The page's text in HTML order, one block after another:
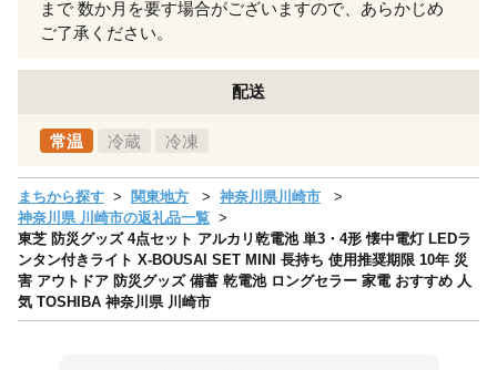
まで 数か月を要す場合がございますので、あらかじめ
ご了承ください。
配送
常温 冷蔵 冷凍
まちから探す 関東地方
神奈川県川崎市
神奈川県 川崎市の返礼品一覧
東芝 防災グッズ 4点セット アルカリ乾電池 単3・4形 懐中電灯 LEDラ
ンタン付きライト X-BOUSAI SET MINI 長持ち 使用推奨期限 10年 災
害 アウトドア 防災グッズ 備蓄 乾電池 ロングセラー 家電 おすすめ 人
気 TOSHIBA 神奈川県 川崎市